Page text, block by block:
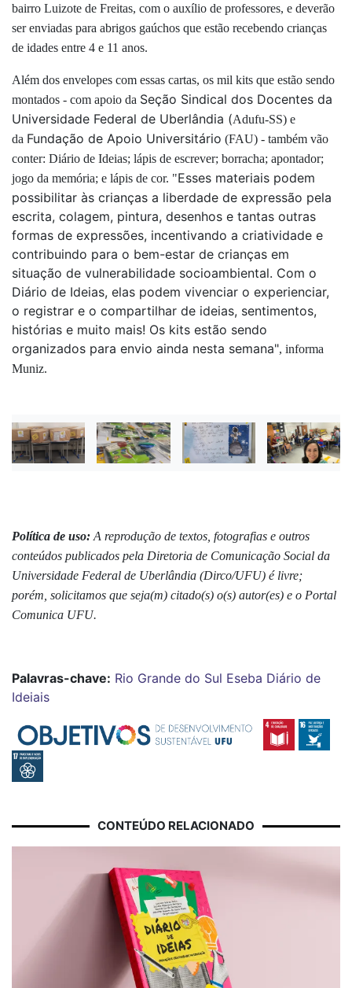
bairro Luizote de Freitas, com o auxílio de professores, e deverão
ser enviadas para abrigos gaúchos que estão recebendo crianças
de idades entre 4 e 11 anos.
Além dos envelopes com essas cartas, os mil kits que estão sendo
montados - com apoio da Seção Sindical dos Docentes da
Universidade Federal de Uberlândia (Adufu-SS) e
da Fundação de Apoio Universitário (FAU) - também vão
conter: Diário de Ideias; lápis de escrever; borracha; apontador;
jogo da memória; e lápis de cor. "Esses materiais podem
possibilitar às crianças a liberdade de expressão pela
escrita, colagem, pintura, desenhos e tantas outras
formas de expressões, incentivando a criatividade e
contribuindo para o bem-estar de crianças em
situação de vulnerabilidade socioambiental. Com o
Diário de Ideias, elas podem vivenciar o experienciar,
o registrar e o compartilhar de ideias, sentimentos,
histórias e muito mais! Os kits estão sendo
organizados para envio ainda nesta semana", informa
Muniz.
Política de uso: A reprodução de textos, fotografias e outros
conteúdos publicados pela Diretoria de Comunicação Social da
Universidade Federal de Uberlândia (Dirco/UFU) é livre;
porém, solicitamos que seja(m) citado(s) o(s) autor(es) e o Portal
Comunica UFU.
Palavras-chave: Rio Grande do Sul Eseba Diário de
Ideiais
CONTEÚDO RELACIONADO